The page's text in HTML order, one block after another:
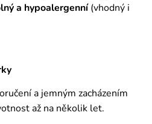
a hypoalergenní(vhodný i
a jemným zacházením
až na několik let.